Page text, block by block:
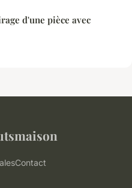
d'une pièce avec
Contact